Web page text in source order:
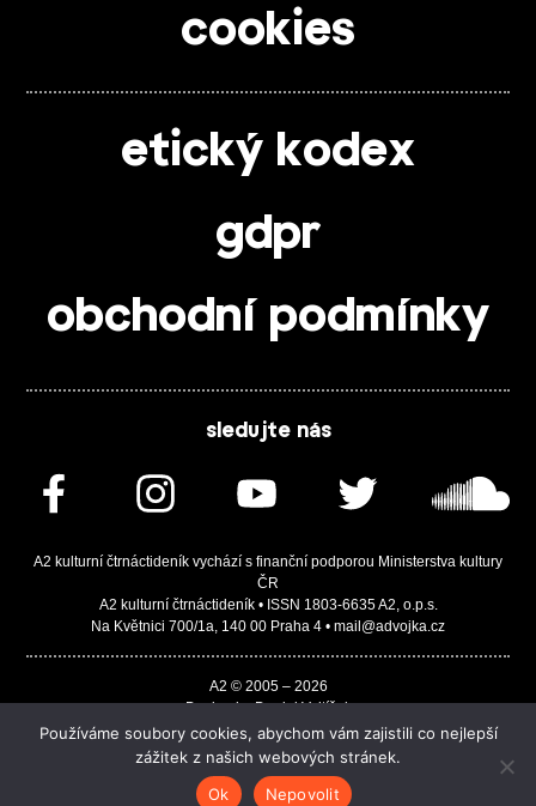
cookies
etický kodex
gdpr
obchodní podmínky
sledujte nás
A2 kulturní čtrnáctideník vychází s finanční podporou Ministerstva kultury
ČR
A2 kulturní čtrnáctideník • ISSN 1803-6635 A2, o.p.s.
Na Květnici 700/1a, 140 00 Praha 4 • mail@advojka.cz
A2 © 2005 – 2026
Design by Daniel Vojtíšek
Built by JASA-IT & ChSoft
Používáme soubory cookies, abychom vám zajistili co nejlepší
zážitek z našich webových stránek.
Ok
Nepovolit